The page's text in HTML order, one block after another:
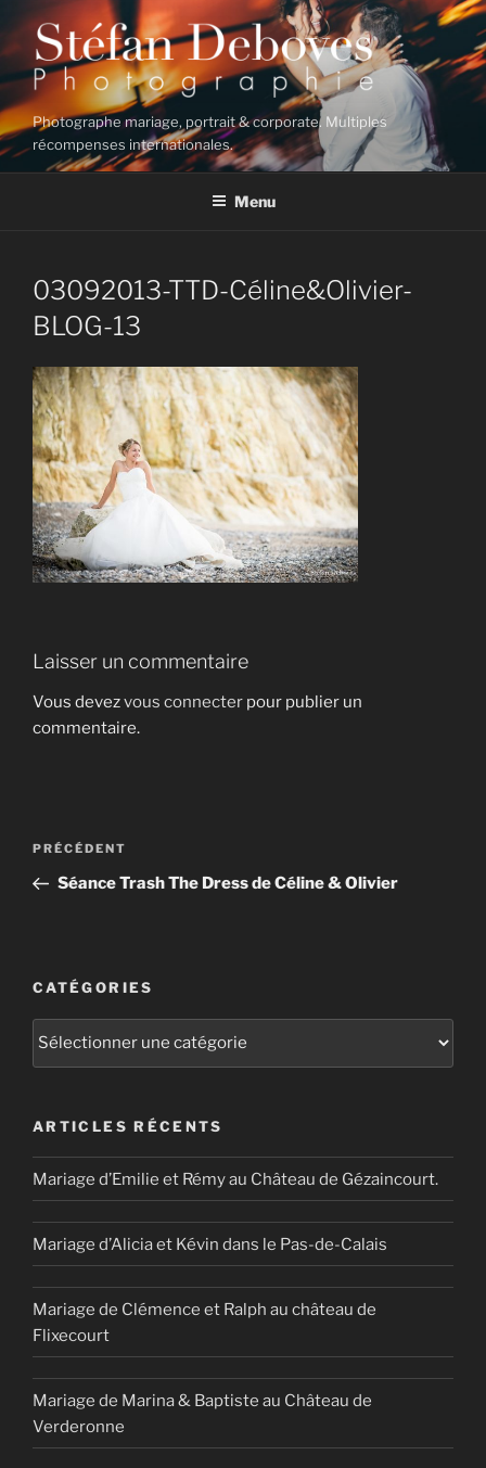
au
contenu
principal
Photographe mariage, portrait & corporate. Multiples
récompenses internationales.
Menu
03092013-TTD-Céline&Olivier-
BLOG-13
Laisser un commentaire
Vous devezvous connecter pour publier un
commentaire.
Navigation
l’article
Article
précédent
PRÉCÉDENT
Séance Trash The Dress de Céline & Olivier
CATÉGORIES
Catégories
ARTICLES RÉCENTS
Mariage d’Emilie et Rémy au Château de Gézaincourt.
Mariage d’Alicia et Kévin dans le Pas-de-Calais
Mariage de Clémence et Ralph au château de
Flixecourt
Mariage de Marina & Baptiste au Château de
Verderonne